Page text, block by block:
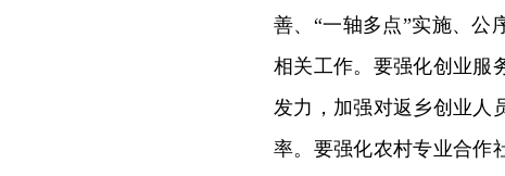
善、“一轴多点”实施、公
相关工作。要强化创业服
发力，加强对返乡创业人
率。要强化农村专业合作